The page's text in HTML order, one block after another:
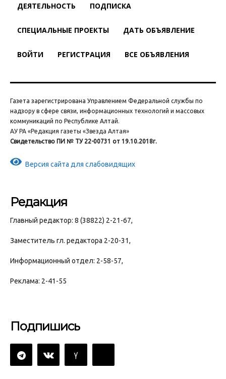
ДЕЯТЕЛЬНОСТЬ ПОДПИСКА
СПЕЦИАЛЬНЫЕ ПРОЕКТЫ ДАТЬ ОБЪЯВЛЕНИЕ
ВОЙТИ РЕГИСТРАЦИЯ ВСЕ ОБЪЯВЛЕНИЯ
Газета зарегистрирована Управлением Федеральной службы по
надзору в сфере связи, информационных технологий и массовых
коммуникаций по Республике Алтай.
АУ РА «Редакция газеты «Звезда Алтая»
Свидетельство ПИ № ТУ 22-00731 от 19.10.2018г.
Версия сайта для слабовидящих
Редакция
Главный редактор: 8 (38822) 2-21-67,
Заместитель гл. редактора 2-20-31,
Информационный отдел: 2-58-57,
Реклама: 2-41-55
Подпишись